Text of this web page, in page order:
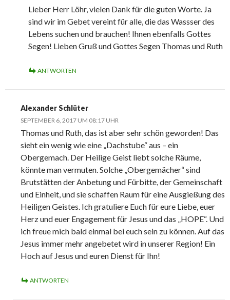
Lieber Herr Löhr, vielen Dank für die guten Worte. Ja
sind wir im Gebet vereint für alle, die das Wassser des
Lebens suchen und brauchen! Ihnen ebenfalls Gottes
Segen! Lieben Gruß und Gottes Segen Thomas und Ruth
ANTWORTEN
Alexander Schlüter
SEPTEMBER 6, 2017 UM 08:17 UHR
Thomas und Ruth, das ist aber sehr schön geworden! Das
sieht ein wenig wie eine „Dachstube“ aus – ein
Obergemach. Der Heilige Geist liebt solche Räume,
könnte man vermuten. Solche „Obergemächer“ sind
Brutstätten der Anbetung und Fürbitte, der Gemeinschaft
und Einheit, und sie schaffen Raum für eine Ausgießung des
Heiligen Geistes. Ich gratuliere Euch für eure Liebe, euer
Herz und euer Engagement für Jesus und das „HOPE“. Und
ich freue mich bald einmal bei euch sein zu können. Auf das
Jesus immer mehr angebetet wird in unserer Region! Ein
Hoch auf Jesus und euren Dienst für Ihn!
ANTWORTEN